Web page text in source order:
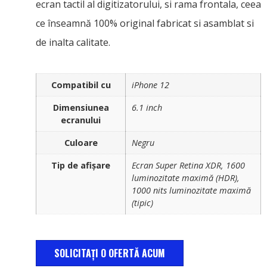
ecran tactil al digitizatorului, si rama frontala, ceea
ce înseamnă 100% original fabricat si asamblat si
de inalta calitate.
Compatibil cu
iPhone 12
Dimensiunea
ecranului
6.1 inch
Culoare
Negru
Tip de afișare
Ecran Super Retina XDR, 1600
luminozitate maximă (HDR),
1000 nits luminozitate maximă
(tipic)
SOLICITAȚI O OFERTĂ ACUM